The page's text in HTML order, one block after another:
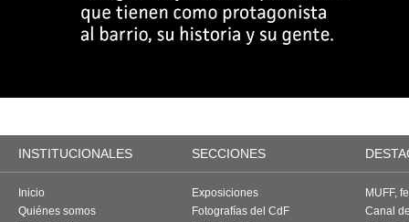
INSTITUCIONALES SECCIONES
Inicio
Quiénes somos
Exposiciones
Fotografías del CdF
MUFF,
Canal